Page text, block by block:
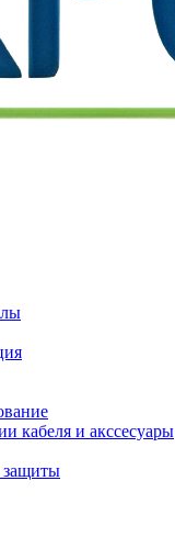
кабеля и акссесуары
защиты